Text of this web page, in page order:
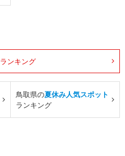
ランキング
鳥取県の夏休み人気スポット
ランキング